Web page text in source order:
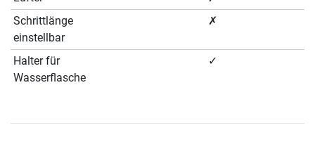
Schrittlänge
einstellbar
✗
Halter für
Wasserflasche
✓